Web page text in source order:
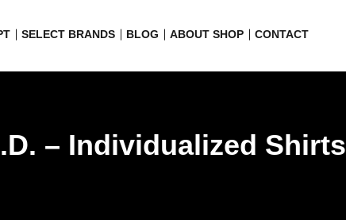
SELECT BRANDS BLOG ABOUT SHOP CONTACT
– Individualized Shirts